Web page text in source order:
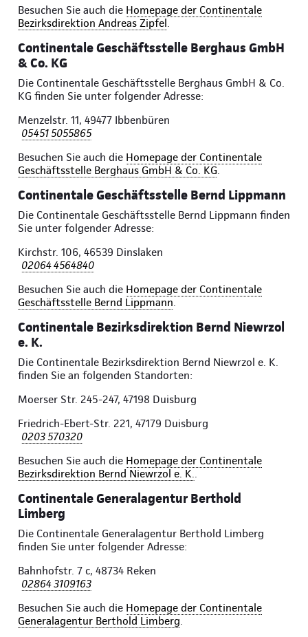
Besuchen Sie auch die Homepage der Continentale
Bezirksdirektion Andreas Zipfel .
Continentale Geschäftsstelle Berghaus GmbH
& Co. KG
Die Continentale Geschäftsstelle Berghaus GmbH & Co.
KG finden Sie unter folgender Adresse:
Menzelstr. 11, 49477 Ibbenbüren
05451 5055865
Besuchen Sie auch die Homepage der Continentale
Geschäftsstelle Berghaus GmbH & Co. KG.
Continentale Geschäftsstelle Bernd Lippmann
Die Continentale Geschäftsstelle Bernd Lippmann finden
Sie unter folgender Adresse:
Kirchstr. 106, 46539 Dinslaken
02064 4564840
Besuchen Sie auch die Homepage der Continentale
Geschäftsstelle Bernd Lippmann.
Continentale Bezirksdirektion Bernd Niewrzol
e. K.
Die Continentale Bezirksdirektion Bernd Niewrzol e. K.
finden Sie an folgenden Standorten:
Moerser Str. 245-247, 47198 Duisburg
Friedrich-Ebert-Str. 221, 47179 Duisburg
0203 570320
Besuchen Sie auch die Homepage der Continentale
Bezirksdirektion Bernd Niewrzol e. K..
Continentale Generalagentur Berthold
Limberg
Die Continentale Generalagentur Berthold Limberg
finden Sie unter folgender Adresse:
Bahnhofstr. 7 c, 48734 Reken
02864 3109163
Besuchen Sie auch die Homepage der Continentale
Generalagentur Berthold Limberg.